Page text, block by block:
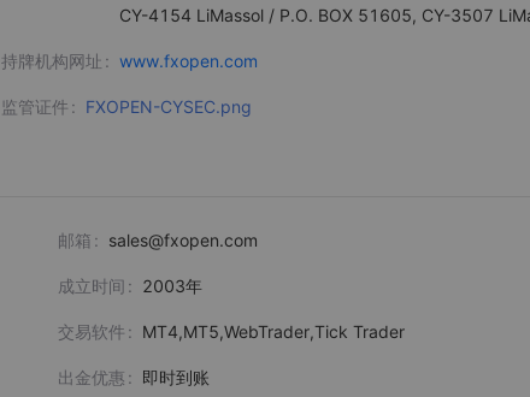
CY-4154 LiMassol / P.O. BOX 51605, CY-3507
持牌机构网址 www.fxopen.com
监管证件 FXOPEN-CYSEC.png
邮箱 sales@fxopen.com
成立时间 2003年
交易软件 MT4,MT5,WebTrader,Tick Trader
出金优惠 即时到账